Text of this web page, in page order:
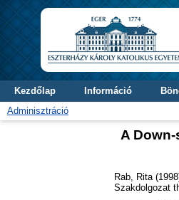
Kezdőlap Információ
Adminisztráció
A
Rab, Rita
Szakdolgozat